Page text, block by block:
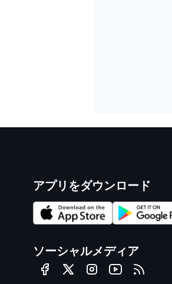
アプリをダウンロード
ソーシャルメディア